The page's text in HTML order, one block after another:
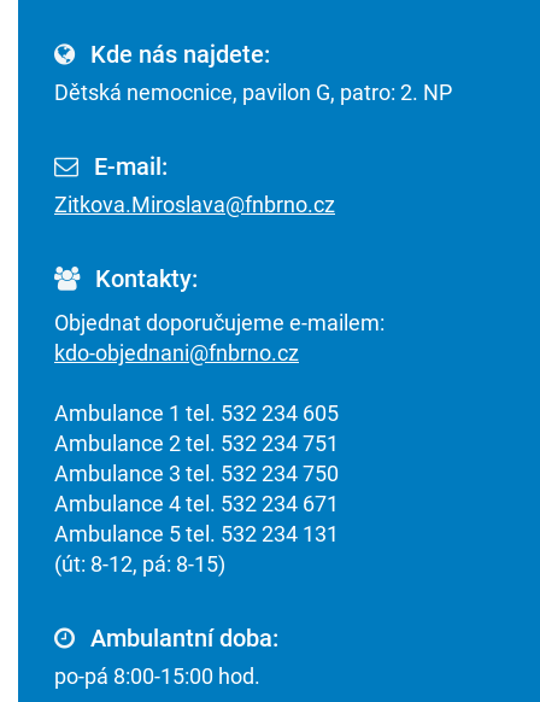
Kde nás najdete:
Dětská nemocnice, pavilon G, patro: 2. NP
E-mail:
Zitkova.Miroslava@fnbrno.cz
Kontakty:
Objednat doporučujeme e-mailem:
kdo-objednani@fnbrno.cz
Ambulance 1 tel. 532 234 605
Ambulance 2 tel. 532 234 751
Ambulance 3 tel. 532 234 750
Ambulance 4 tel. 532 234 671
Ambulance 5 tel. 532 234 131
(út: 8-12, pá: 8-15)
Ambulantní doba:
po-pá 8:00-15:00 hod.